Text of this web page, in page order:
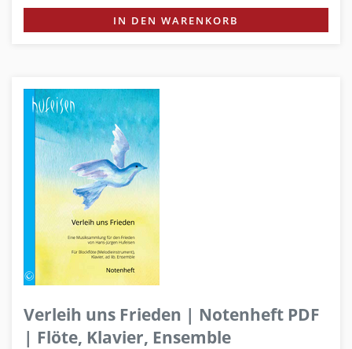
IN DEN WARENKORB
Verleih uns Frieden | Notenheft PDF
| Flöte, Klavier, Ensemble